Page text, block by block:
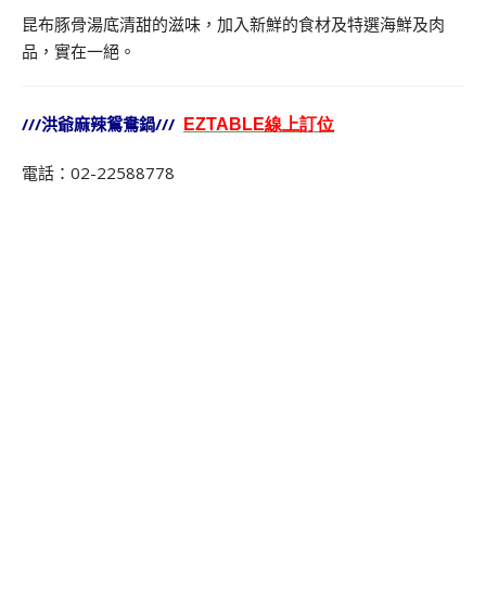
昆布豚骨湯底清甜的滋味，加入新鮮的食材及特選海鮮及肉
品，實在一絕。
///洪爺麻辣鴛鴦鍋/// EZTABLE線上訂位
電話：02-22588778